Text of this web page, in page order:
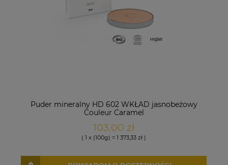
Puder mineralny HD 602 WKŁAD jasnobeżowy
Couleur Caramel
103,00 zł
( 1 x (100g) = 1 373,33 zł )